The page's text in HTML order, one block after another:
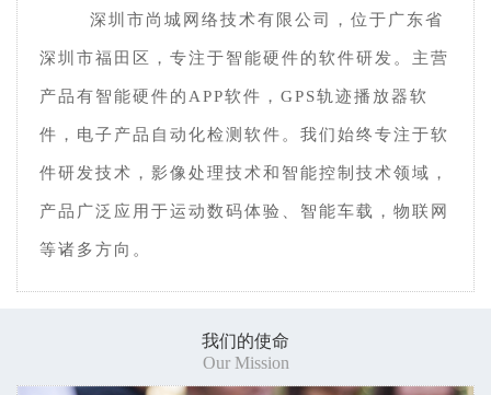
深圳市尚城网络技术有限公司，位于广东省
深圳市福田区，专注于智能硬件的软件研发。主营
产品有智能硬件的APP软件，GPS轨迹播放器软
件，电子产品自动化检测软件。我们始终专注于软
件研发技术，影像处理技术和智能控制技术领域，
产品广泛应用于运动数码体验、智能车载，物联网
等诸多方向。
我们的使命
Our Mission